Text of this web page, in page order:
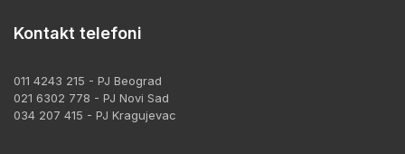
Kontakt telefoni
011 4243 215 - PJ Beograd
021 6302 778 - PJ Novi Sad
034 207 415 - PJ Kragujevac